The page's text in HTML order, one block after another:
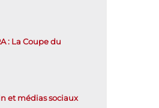
: La Coupe du
et médias sociaux